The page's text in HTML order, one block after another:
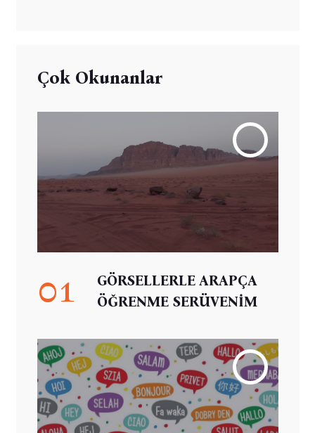
Çok Okunanlar
01
GÖRSELLERLE ARAPÇA
ÖĞRENME SERÜVENİM